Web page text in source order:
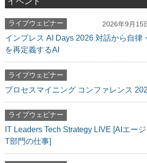
ライブウェビナー 2026年9月15
インプレス AI Days 2026 対話から自律
を再定義するAI
ライブウェビナー
プロセスマイニング コンファレンス
ライブウェビナー
IT Leaders Tech Strategy LIVE [AIエー
T部門の仕事]